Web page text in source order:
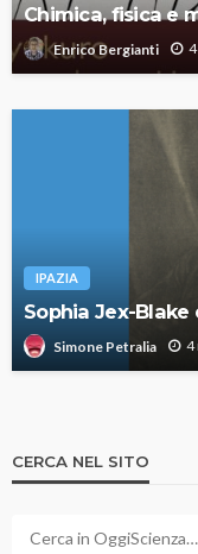
Chimica, fisica e
Enrico Bergianti
IPAZIA
Sophia Jex-Blake
Simone Petralia 4
CERCA NEL SITO